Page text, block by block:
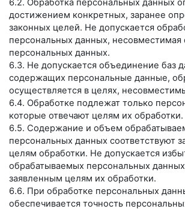
6.2. Обработка персональных данных
достижением конкретных, заранее
законных целей. Не допускается
персональных данных, несовместимая
персональных данных.
6.3. Не допускается объединение баз
содержащих персональные данные,
осуществляется в целях,
6.4. Обработке подлежат только
которые отвечают целям их обработки.
6.5. Содержание и объем
персональных данных соответствуют
целям обработки. Не допускается
обрабатываемых персональных
заявленным целям их обработки.
6.6. При обработке персональных
обеспечивается точность